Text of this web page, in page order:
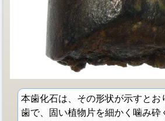
本歯化石は、その形状が示すとお
歯で、固い植物片を細かく噛み砕